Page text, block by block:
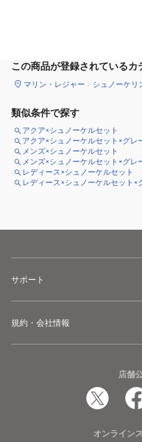
この商品が登録されているカ
マリン・レジャー シュノーケリ
類似条件で探す
アクア×シュノーケルセット
アクア×シュノーケルセット×グレ
メンズ×シュノーケルセット
メンズ×シュノーケルセット×グレ
レディース×シュノーケルセット
レディース×シュノーケルセット×
サポート
規約・会社情報
店舗
オンライン